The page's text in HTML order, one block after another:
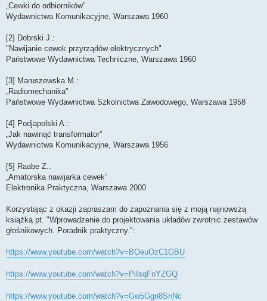
„Cewki do odbiorników”
Wydawnictwa Komunikacyjne, Warszawa 1960
[2] Dobrski J.:
"Nawijanie cewek przyrządów elektrycznych"
Państwowe Wydawnictwa Techniczne, Warszawa 1960
[3] Maruszewska M.:
„Radiomechanika”
Państwowe Wydawnictwa Szkolnictwa Zawodowego, Warszawa 1958
[4] Podjapolski A.:
„Jak nawinąć transformator”
Wydawnictwa Komunikacyjne, Warszawa 1956
[5] Raabe Z.:
„Amatorska nawijarka cewek”
Elektronika Praktyczna, Warszawa 2000
Korzystając z okazji zapraszam do zapoznania się z moją najnowszą
książką pt. "Wprowadzenie do projektowania układów zwrotnic zestawów
głośnikowych. Poradnik praktyczny.":
https://www.youtube.com/watch?v=BOeuOzC1GBU
https://www.youtube.com/watch?v=PiIsqFnYZGQ
https://www.youtube.com/watch?v=Gw5Ggn8SnNc